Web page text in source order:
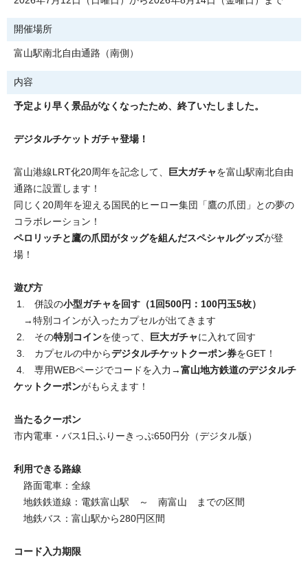
開催場所
富山駅南北自由通路（南側）
内容
予定より早く景品がなくなったため、終了いたしました。
デジタルチケットガチャ登場！
富山港線LRT化20周年を記念して、 巨大ガチャを富山駅南北自由
通路に設置します！
同じく20周年を迎える国民的ヒーロー集団「鷹の爪団」との夢の
コラボレーション！
ペロリッチと鷹の爪団がタッグを組んだスペシャルグッズが登
場！
遊び方
1. 併設の小型ガチャを回す（1回500円：100円玉5枚）
→特別コインが入ったカプセルが出てきます
2. その特別コインを使って、 巨大ガチャに入れて回す
3. カプセルの中からデジタルチケットクーポン券をGET！
4. 専用WEBページでコードを入力→ 富山地方鉄道のデジタルチ
ケットクーポンがもらえます！
当たるクーポン
市内電車・バス1日ふりーきっぷ650円分（デジタル版）
利用できる路線
路面電車：全線
地鉄鉄道線：電鉄富山駅 ～ 南富山 までの区間
地鉄バス：富山駅から280円区間
コード入力期限